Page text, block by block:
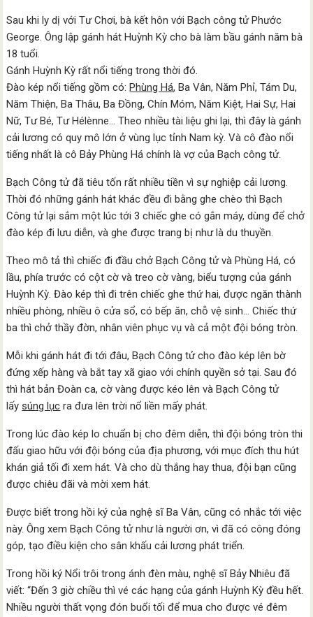
Sau khi ly dị với Tư Chơi, bà kết hôn với Bạch công tử Phước
George. Ông lập gánh hát Huỳnh Kỳ cho bà làm bầu gánh năm bà
18 tuổi.
Gánh Huỳnh Kỳ rất nổi tiếng trong thời đó.
Đào kép nổi tiếng gồm có:Phùng Há, Ba Vân, Năm Phỉ, Tám Du,
Năm Thiện, Ba Thâu, Ba Đồng, Chín Móm, Năm Kiệt, Hai Sự, Hai
Nữ, Tư Bé, Tư Hélènne… Theo nhiều tài liệu ghi lại, thì đây là gánh
cải lương có quy mô lớn ở vùng lục tỉnh Nam kỳ. Và cô đào nổi
tiếng nhất là cô Bảy Phùng Há chính là vợ của Bạch công tử.
Bạch Công tử đã tiêu tốn rất nhiều tiền vì sự nghiệp cải lương.
Thời đó những gánh hát khác đều đi bằng ghe chèo thì Bạch
Công tử lại sắm một lúc tới 3 chiếc ghe có gắn máy, dùng để chở
đào kép đi lưu diễn, và ghe được trang bị như là du thuyền.
Theo mô tả thì chiếc đi đầu chở Bạch Công tử và Phùng Há, có
lầu, phía trước có cột cờ và treo cờ vàng, biểu tượng của gánh
Huỳnh Kỳ. Đào kép thì đi trên chiếc ghe thứ hai, được ngăn thành
nhiều phòng, nhiều ô cửa sổ, có bếp ăn, chỗ vệ sinh… Chiếc thứ
ba thì chở thầy đờn, nhân viên phục vụ và cả một đội bóng tròn.
Mỗi khi gánh hát đi tới đâu, Bạch Công tử cho đào kép lên bờ
đứng xếp hàng và bắt tay xã giao với chính quyền sở tại. Sau đó
thì hát bản Đoàn ca, cờ vàng được kéo lên và Bạch Công tử
lấysúng lục ra đưa lên trời nổ liền mấy phát.
Trong lúc đào kép lo chuẩn bị cho đêm diễn, thì đội bóng tròn thi
đấu giao hữu với đội bóng của địa phương, với mục đích thu hút
khán giả tối đi xem hát. Và cho dù thắng hay thua, đội bạn cũng
được chiêu đãi và mời xem hát.
Được biết trong hồi ký của nghệ sĩ Ba Vân, cũng có nhắc tới việc
này. Ông xem Bạch Công tử như là người ơn, vì đã có công đóng
góp, tạo điều kiện cho sân khấu cải lương phát triển.
Trong hồi ký Nổi trôi trong ánh đèn màu, nghệ sĩ Bảy Nhiêu đã
viết: “Đến 3 giờ chiều thì vé các hạng của gánh Huỳnh Kỳ đều hết.
Nhiều người thất vọng đón buổi tối để mua cho được vé đêm